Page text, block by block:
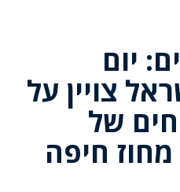
יום
צויין על
של
חיפה